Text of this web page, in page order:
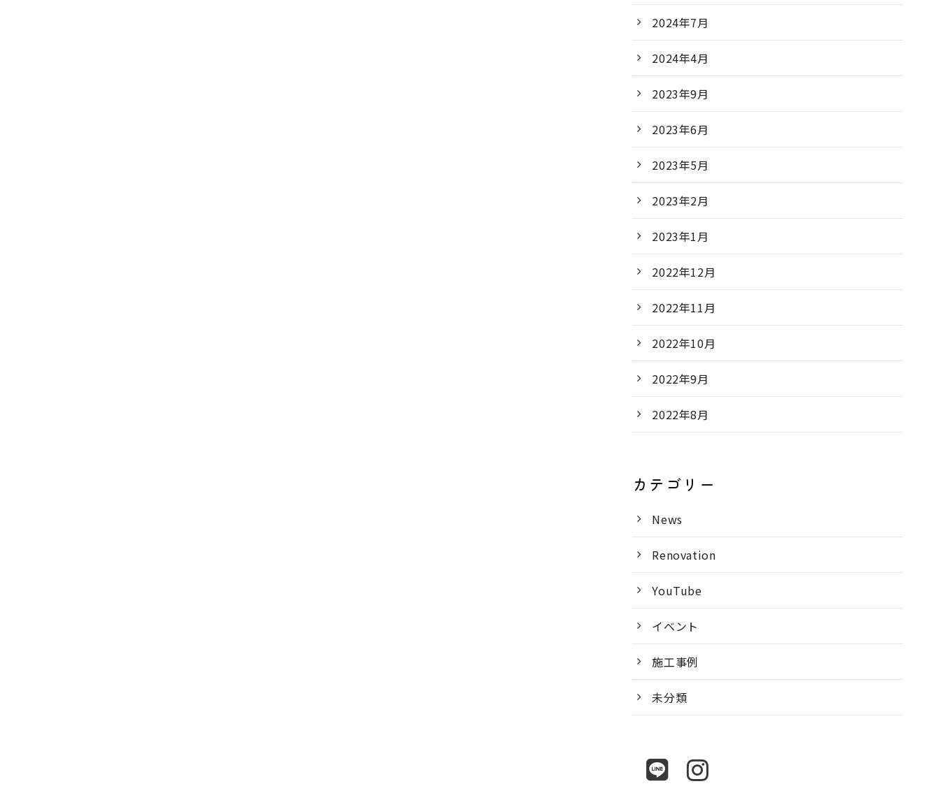
2024年7月
2024年4月
2023年9月
2023年6月
2023年5月
2023年2月
2023年1月
2022年12月
2022年11月
2022年10月
2022年9月
2022年8月
カテゴリー
News
Renovation
YouTube
イベント
施工事例
未分類